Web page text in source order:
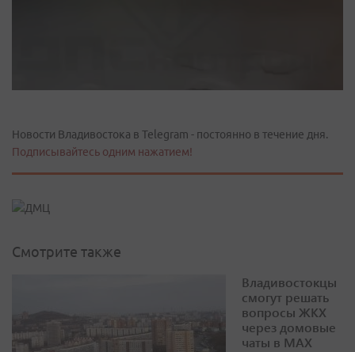
Новости Владивостока в Telegram - постоянно в течение дня.
Подписывайтесь одним нажатием!
Смотрите также
Владивостокцы
смогут решать
вопросы ЖКХ
через домовые
чаты в МАХ